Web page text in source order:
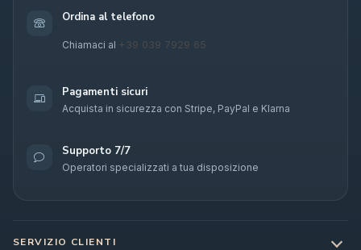
Ordina al telefono
Chiamaci al +39 039 7929 65
Pagamenti sicuri
Acquista in sicurezza con Stripe, PayPal e Klarna
Supporto 7/7
Operatori specializzati a tua disposizione
SERVIZIO CLIENTI